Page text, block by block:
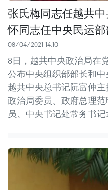
张氏梅同志任越共
怀同志任中央民运部
08/04/2021 14:10
8日，越共中央政治局在
公布中央组织部部长和中
越共中央总书记阮富仲
政治局委员、政府总理
员、中央书记处常务书记